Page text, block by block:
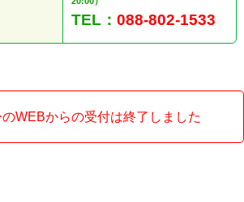
TEL： 088-802-1533
WEBからの受付は終了しました